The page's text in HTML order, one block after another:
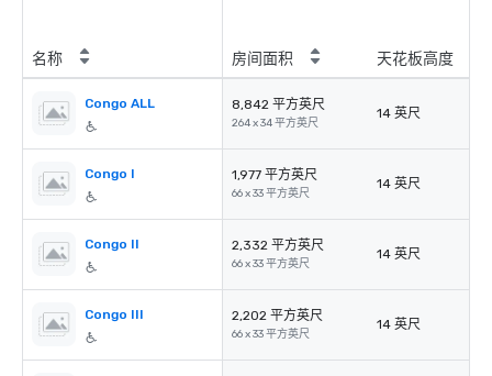
名称 房间面积 天花板高度
Congo ALL 8,842 平方英尺
264 x 34 平方英尺
14 英尺
Congo I 1,977 平方英尺
66 x 33 平方英尺
14 英尺
Congo II 2,332 平方英尺
66 x 33 平方英尺
14 英尺
Congo III 2,202 平方英尺
66 x 33 平方英尺
14 英尺